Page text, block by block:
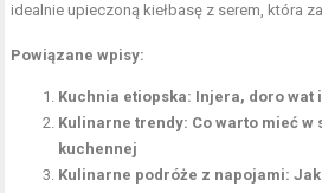
idealnie upieczoną kiełbasę z serem, która
Powiązane wpisy:
Kuchnia etiopska: Injera, doro wat
Kulinarne trendy: Co warto mieć w
kuchennej
Kulinarne podróże z napojami: Jak